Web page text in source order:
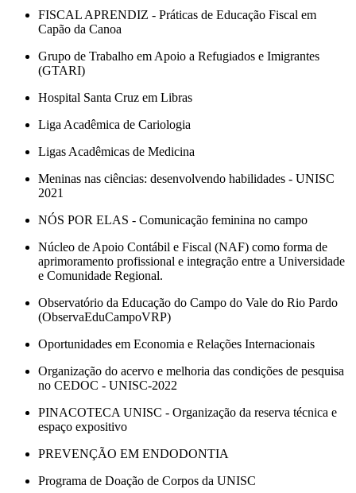
FISCAL APRENDIZ - Práticas de Educação Fiscal em
Capão da Canoa
Grupo de Trabalho em Apoio a Refugiados e Imigrantes
(GTARI)
Hospital Santa Cruz em Libras
Liga Acadêmica de Cariologia
Ligas Acadêmicas de Medicina
Meninas nas ciências: desenvolvendo habilidades - UNISC
2021
NÓS POR ELAS - Comunicação feminina no campo
Núcleo de Apoio Contábil e Fiscal (NAF) como forma de
aprimoramento profissional e integração entre a Universidade
e Comunidade Regional.
Observatório da Educação do Campo do Vale do Rio Pardo
(ObservaEduCampoVRP)
Oportunidades em Economia e Relações Internacionais
Organização do acervo e melhoria das condições de pesquisa
no CEDOC - UNISC-2022
PINACOTECA UNISC - Organização da reserva técnica e
espaço expositivo
PREVENÇÃO EM ENDODONTIA
Programa de Doação de Corpos da UNISC